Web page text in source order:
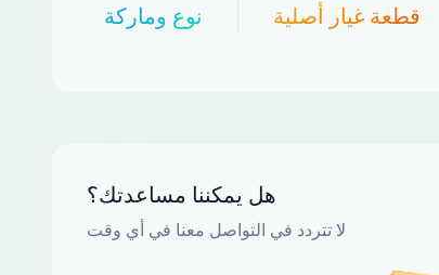
نوع وماركة قطعة غيار أصلية
هل يمكننا مساعدتك؟
لا تتردد في التواصل معنا في أي وقت